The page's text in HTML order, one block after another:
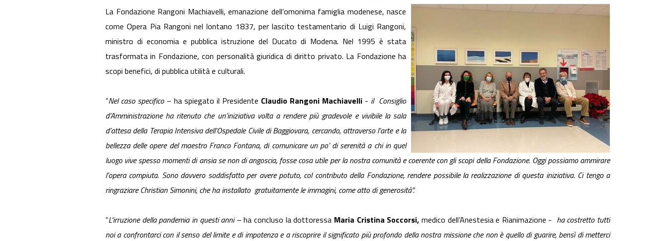
La Fondazione Rangoni Machiavelli, emanazione dell’omonima famiglia modenese, nasce
come Opera Pia Rangoni nel lontano 1837, per lascito testamentario di Luigi Rangoni,
ministro di economia e pubblica istruzione del Ducato di Modena. Nel 1995 è stata
trasformata in Fondazione, con personalità giuridica di diritto privato. La Fondazione ha
scopi benefici, di pubblica utilità e culturali.
“Nel caso specifico– ha spiegato il Presidente Claudio Rangoni Machiavelli - il Consiglio
d’Amministrazione ha ritenuto che un’iniziativa volta a rendere più gradevole e vivibile la sala
d’attesa della Terapia Intensiva dell’Ospedale Civile di Baggiovara, cercando, attraverso l’arte e la
bellezza delle opere del maestro Franco Fontana, di comunicare un po’ di serenità a chi in quel
luogo vive spesso momenti di ansia se non di angoscia, fosse cosa utile per la nostra comunità e coerente con gli scopi della Fondazione. Oggi possiamo ammirare
l’opera compiuta. Sono davvero soddisfatto per avere potuto, col contributo della Fondazione, rendere possibile la realizzazione di questa iniziativa. Ci tengo a
ringraziare Christian Simonini, che ha installato gratuitamente le immagini, come atto di generosità”.
“L'irruzione della pandemia in questi anni– ha concluso la dottoressa Maria Cristina Soccorsi, medico dell’Anestesia e Rianimazione - ha costretto tutti
noi a confrontarci con il senso del limite e di impotenza e a riscoprire il significato più profondo della nostra missione che non è quello di guarire, bensì di metterci